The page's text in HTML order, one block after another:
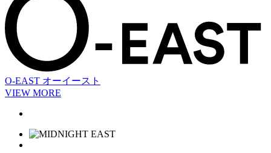
O-EAST オーイースト
VIEW MORE